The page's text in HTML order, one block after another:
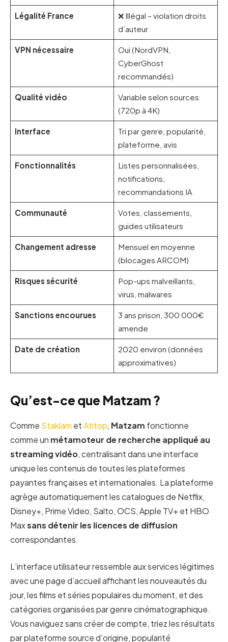
Légalité France
❌ Illégal – violation droits
d’auteur
VPN nécessaire
Oui (NordVPN,
CyberGhost
recommandés)
Qualité vidéo
Variable selon sources
(720p à 4K)
Interface
Tri par genre, popularité,
plateforme, avis
Fonctionnalités
Listes personnalisées,
notifications,
recommandations IA
Communauté
Votes, classements,
guides utilisateurs
Changement adresse
Mensuel en moyenne
(blocages ARCOM)
Risques sécurité
Pop-ups malveillants,
virus, malwares
Sanctions encourues
3 ans prison, 300 000€
amende
Date de création
2020 environ (données
approximatives)
Qu’est-ce que Matzam ?
Comme Staklam etAtitop, Matzam fonctionne
comme un métamoteur de recherche appliqué au
streaming vidéo, centralisant dans une interface
unique les contenus de toutes les plateformes
payantes françaises et internationales. La plateforme
agrège automatiquement les catalogues de Netflix,
Disney+, Prime Video, Salto, OCS, Apple TV+ et HBO
Maxsans détenir les licences de diffusion
correspondantes.
L’interface utilisateur ressemble aux services légitimes
avec une page d’accueil affichant les nouveautés du
jour, les films et séries populaires du moment, et des
catégories organisées par genre cinématographique.
Vous naviguez sans créer de compte, triez les résultats
par plateforme source d’origine, popularité